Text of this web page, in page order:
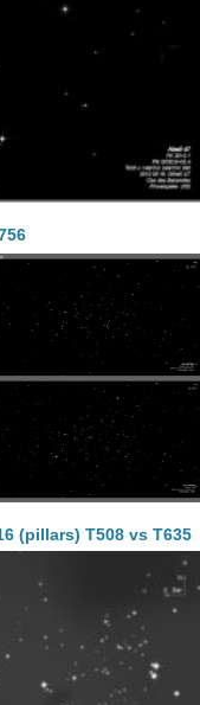
(pillars) T508 vs T635